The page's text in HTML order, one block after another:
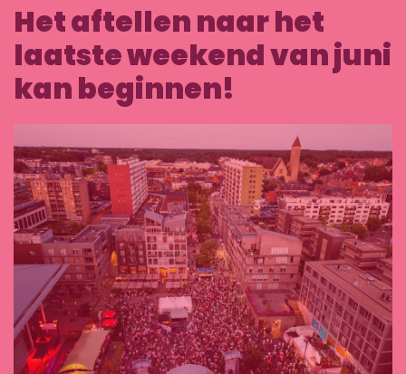
Het aftellen naar het
laatste weekend van juni
kan beginnen!